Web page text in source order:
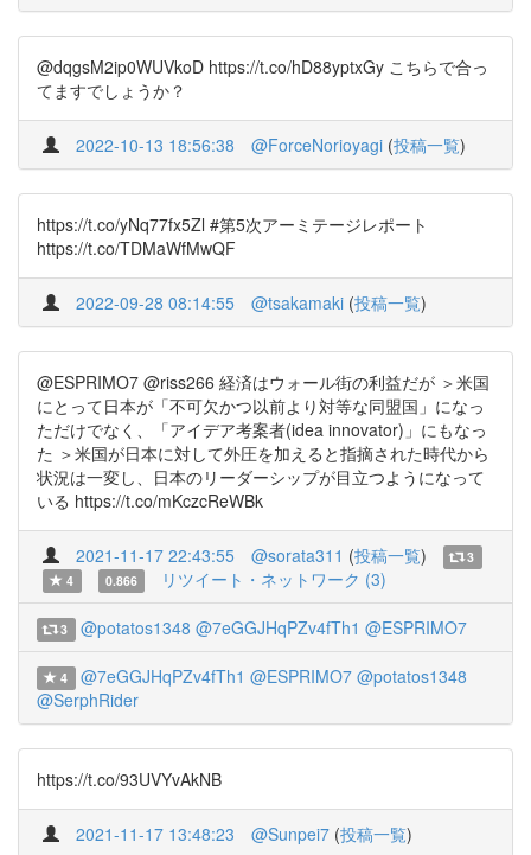
@dqgsM2ip0WUVkoD https://t.co/hD88yptxGy こちらで合っ
てますでしょうか？
2022-10-13 18:56:38 @ForceNorioyagi (投稿一覧)
https://t.co/yNq77fx5Zl #第5次アーミテージレポート
https://t.co/TDMaWfMwQF
2022-09-28 08:14:55 @tsakamaki (投稿一覧)
@ESPRIMO7 @riss266 経済はウォール街の利益だが ＞米国
にとって日本が「不可欠かつ以前より対等な同盟国」になっ
ただけでなく、「アイデア考案者(idea innovator)」にもなっ
た ＞米国が日本に対して外圧を加えると指摘された時代から
状況は一変し、日本のリーダーシップが目立つようになって
いる https://t.co/mKczcReWBk
2021-11-17 22:43:55 @sorata311 (投稿一覧)
3
4
0.866 リツイート・ネットワーク (3)
3 @potatos1348 @7eGGJHqPZv4fTh1 @ESPRIMO7
4 @7eGGJHqPZv4fTh1 @ESPRIMO7 @potatos1348
@SerphRider
https://t.co/93UVYvAkNB
2021-11-17 13:48:23 @Sunpei7 (投稿一覧)